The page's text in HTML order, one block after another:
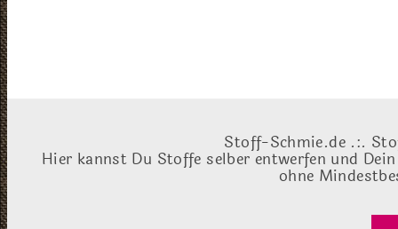
Stoff-Schmie.de .:.
Hier kannst Du Stoffe selber entwerfen und
ohne